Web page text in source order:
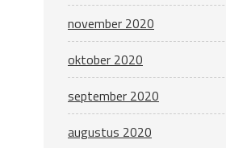
november 2020
oktober 2020
september 2020
augustus 2020